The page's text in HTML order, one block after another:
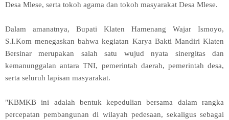
Desa Mlese, serta tokoh agama dan tokoh masyarakat Desa Mlese.
Dalam amanatnya, Bupati Klaten Hamenang Wajar Ismoyo,
S.I.Kom menegaskan bahwa kegiatan Karya Bakti Mandiri Klaten
Bersinar merupakan salah satu wujud nyata sinergitas dan
kemanunggalan antara TNI, pemerintah daerah, pemerintah desa,
serta seluruh lapisan masyarakat.
"KBMKB ini adalah bentuk kepedulian bersama dalam rangka
percepatan pembangunan di wilayah pedesaan, sekaligus sebagai